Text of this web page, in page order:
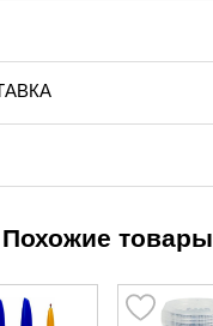
Похожие товары